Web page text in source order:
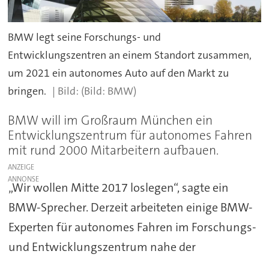
BMW legt seine Forschungs- und
Entwicklungszentren an einem Standort zusammen,
um 2021 ein autonomes Auto auf den Markt zu
bringen.
(Bild: BMW)
BMW will im Großraum München ein
Entwicklungszentrum für autonomes Fahren
mit rund 2000 Mitarbeitern aufbauen.
ANZEIGE
„Wir wollen Mitte 2017 loslegen“, sagte ein
BMW-Sprecher. Derzeit arbeiteten einige BMW-
Experten für autonomes Fahren im Forschungs-
und Entwicklungszentrum nahe der